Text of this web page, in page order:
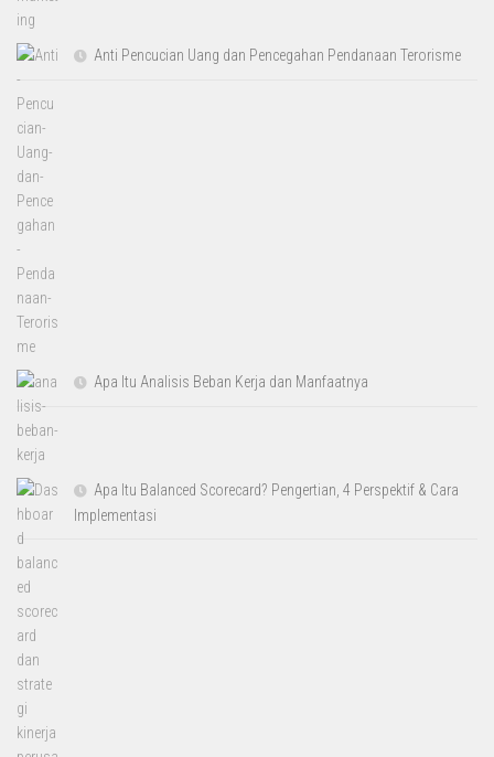
Anti Pencucian Uang dan Pencegahan Pendanaan Terorisme
Apa Itu Analisis Beban Kerja dan Manfaatnya
Apa Itu Balanced Scorecard? Pengertian, 4 Perspektif & Cara
Implementasi